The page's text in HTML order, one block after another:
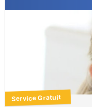
Service Gratuit